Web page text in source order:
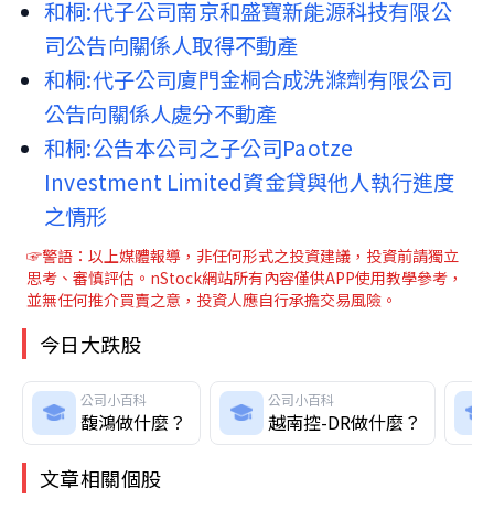
和桐:代子公司南京和盛寶新能源科技有限公
司公告向關係人取得不動產
和桐:代子公司廈門金桐合成洗滌劑有限公司
公告向關係人處分不動產
和桐:公告本公司之子公司Paotze
Investment Limited資金貸與他人執行進度
之情形
☞警語：以上媒體報導，非任何形式之投資建議，投資前請獨立
思考、審慎評估。nStock網站所有內容僅供APP使用教學參考，
並無任何推介買賣之意，投資人應自行承擔交易風險。
今日大跌股
公司小百科
馥鴻做什麼？
公司小百科
越南控-DR做什麼？
文章相關個股